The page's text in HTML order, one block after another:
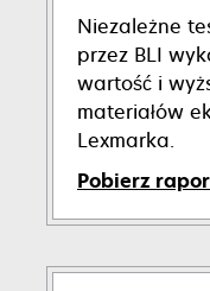
Niezależne
przez BLI
wartość i
materiałów
Lexmarka.
Pobierz
opens
in